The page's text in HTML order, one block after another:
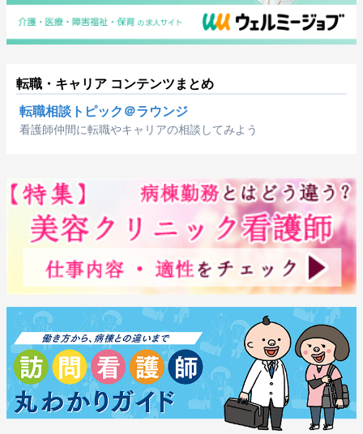
転職・キャリア コンテンツまとめ
転職相談トピック＠ラウンジ
看護師仲間に転職やキャリアの相談してみよう